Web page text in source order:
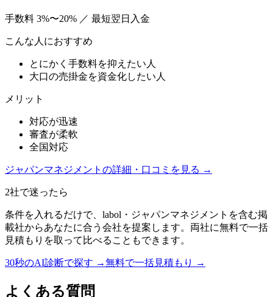
手数料 3%〜20% ／ 最短翌日入金
こんな人におすすめ
とにかく手数料を抑えたい人
大口の売掛金を資金化したい人
メリット
対応が迅速
審査が柔軟
全国対応
ジャパンマネジメント の詳細・口コミを見る →
2社で迷ったら
条件を入れるだけで、 labol ・ ジャパンマネジメント を含む掲
載社からあなたに合う会社を提案します。両社に無料で一括
見積もりを取って比べることもできます。
30秒のAI診断で探す →無料で一括見積もり →
よくある質問